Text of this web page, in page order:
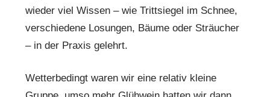
wieder viel Wissen – wie Trittsiegel im Schnee,
verschiedene Losungen, Bäume oder Sträucher
– in der Praxis gelehrt.
Wetterbedingt waren wir eine relativ kleine